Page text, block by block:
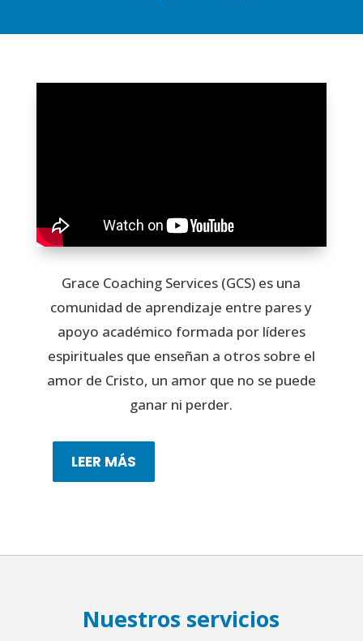
Grace Coaching Services (GCS) es una
comunidad de aprendizaje entre pares y
apoyo académico formada por líderes
espirituales que enseñan a otros sobre el
amor de Cristo, un amor que no se puede
ganar ni perder.
LEER MÁS
Nuestros servicios